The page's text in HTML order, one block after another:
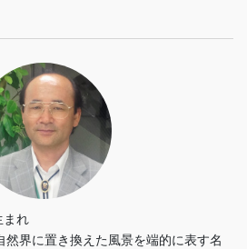
まれ
界に置き換えた風景を端的に表す名